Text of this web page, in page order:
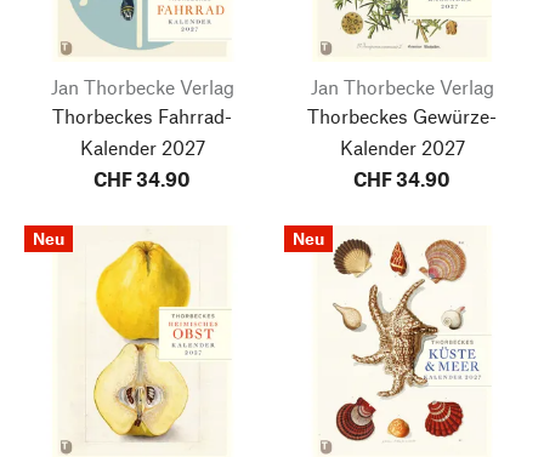
Jan Thorbecke Verlag
Thorbeckes Fahrrad-
Kalender 2027
CHF 34.90
Jan Thorbecke Verlag
Thorbeckes Gewürze-
Kalender 2027
CHF 34.90
Neu Neu